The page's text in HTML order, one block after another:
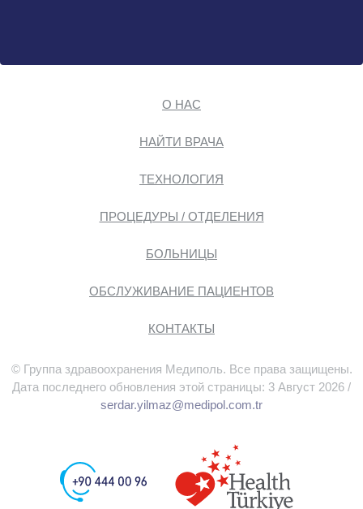
О НАС
НАЙТИ ВРАЧА
ТЕХНОЛОГИЯ
ПРОЦЕДУРЫ / ОТДЕЛЕНИЯ
БОЛЬНИЦЫ
ОБСЛУЖИВАНИЕ ПАЦИЕНТОВ
КОНТАКТЫ
© Группа здравоохранения Медиполь. Все права защищены.
Дата последнего обновления этой страницы: 3 Август 2026 /
serdar.yilmaz@medipol.com.tr